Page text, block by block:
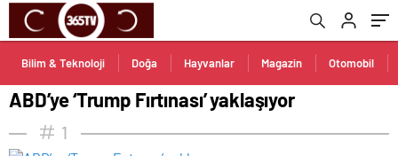
Bilim & Teknoloji Doğa Hayvanlar Magazin Otomobil
ABD’ye ‘Trump Fırtınası’ yaklaşıyor
1